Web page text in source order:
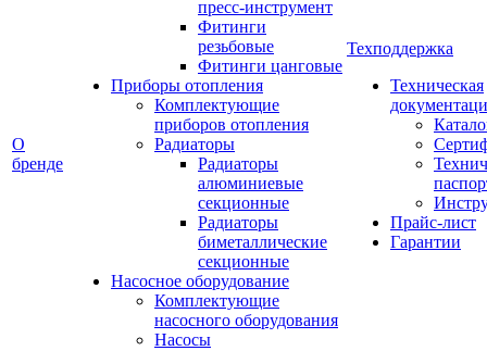
О
бренде
пресс-инструмент
Фитинги
резьбовые
Фитинги цанговые
Приборы отопления
Комплектующие
приборов отопления
Радиаторы
Радиаторы
алюминиевые
секционные
Радиаторы
биметаллические
секционные
Насосное оборудование
Комплектующие
насосного оборудования
Насосы
Техподдержка
Техническая
Прайс-лист
Гарантии